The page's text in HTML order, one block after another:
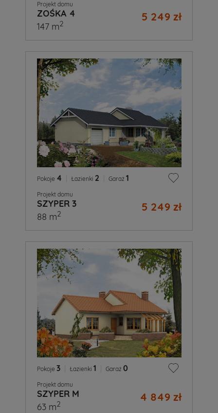
Projekt domu
ZOŚKA 4 5 249 zł
147 m2
Pokoje 4 Łazienki 2 Garaż 1
Projekt domu
SZYPER 3 5 249 zł
88 m2
Pokoje 3 Łazienki 1 Garaż 0
Projekt domu
SZYPER M 4 849 zł
63 m2